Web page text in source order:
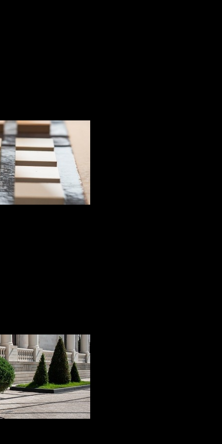
Solomon
atragă atenția prin design și bun gust. Implicarea Art-
ambianță primitoare, unde nota de calm și lux este
la crearea unui design exclusiv, care conferă spațiului stil
de la parter, de lângă recepția principală. Aceasta dă
gri.
felul ei pentru că reușește să pună în valoare atât
Marmura a reușit să confere spațiului un design unic și
colaborare!
pentru a-ți face un calcul personalizat.